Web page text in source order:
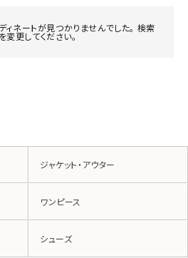
ネートが見つかりませんでした。 検索
変更してください。
ジャケット・アウター
ワンピース
シューズ